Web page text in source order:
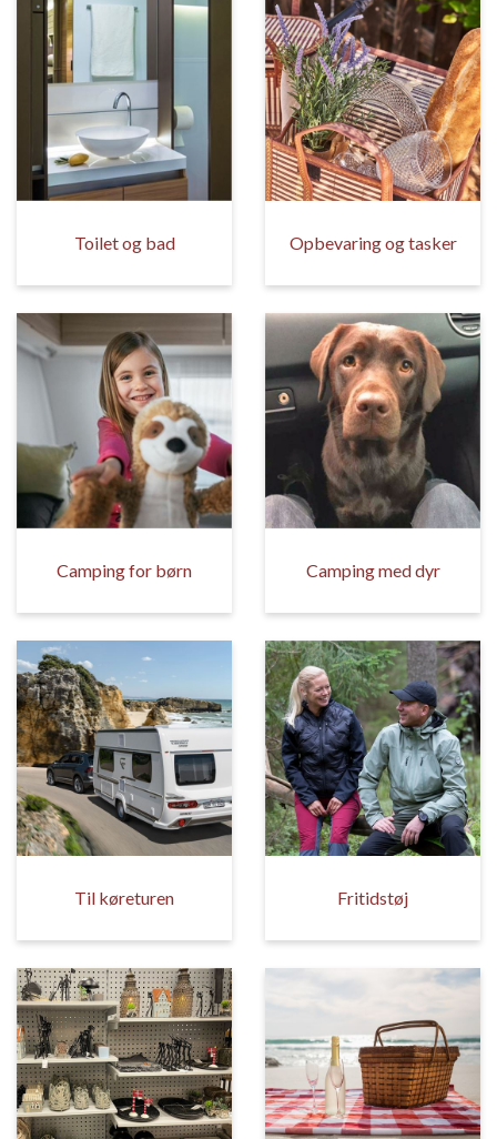
Toilet og bad Opbevaring og tasker
Camping for børn Camping med dyr
Til køreturen Fritidstøj